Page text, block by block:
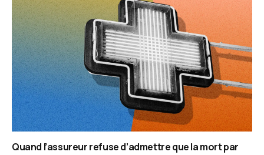
Quand l’assureur refuse d’admettre que la mort par